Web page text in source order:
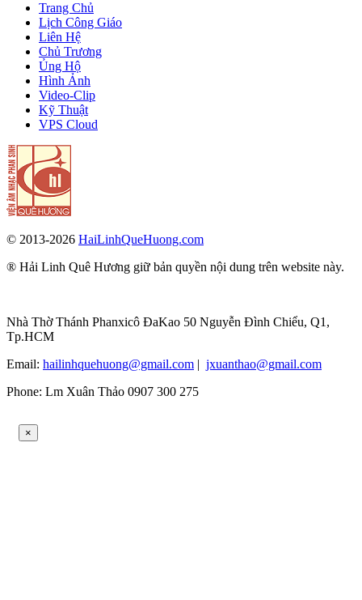
Trang Chủ
Lịch Công Giáo
Liên Hệ
Chủ Trương
Ủng Hộ
Hình Ảnh
Video-Clip
Kỹ Thuật
VPS Cloud
© 2013-2026 HaiLinhQueHuong.com
® Hải Linh Quê Hương giữ bản quyền nội dung trên website này.
Nhà Thờ Thánh Phanxicô ĐaKao 50 Nguyễn Đình Chiểu, Q1,
Tp.HCM
Email: hailinhquehuong@gmail.com | jxuanthao@gmail.com
Phone: Lm Xuân Thảo 0907 300 275
×